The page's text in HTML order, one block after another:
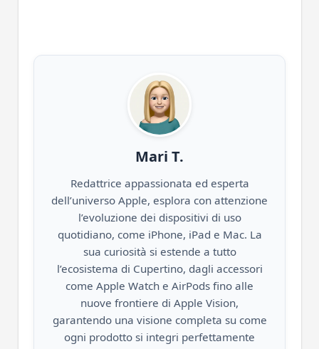
Mari T.
Redattrice appassionata ed esperta
dell’universo Apple, esplora con attenzione
l’evoluzione dei dispositivi di uso
quotidiano, come iPhone, iPad e Mac. La
sua curiosità si estende a tutto
l’ecosistema di Cupertino, dagli accessori
come Apple Watch e AirPods fino alle
nuove frontiere di Apple Vision,
garantendo una visione completa su come
ogni prodotto si integri perfettamente